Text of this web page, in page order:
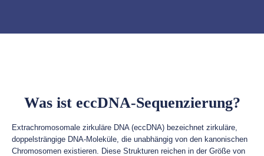
Was ist eccDNA-Sequenzierung?
Extrachromosomale zirkuläre DNA (eccDNA) bezeichnet zirkuläre,
doppelsträngige DNA-Moleküle, die unabhängig von den kanonischen
Chromosomen existieren. Diese Strukturen reichen in der Größe von